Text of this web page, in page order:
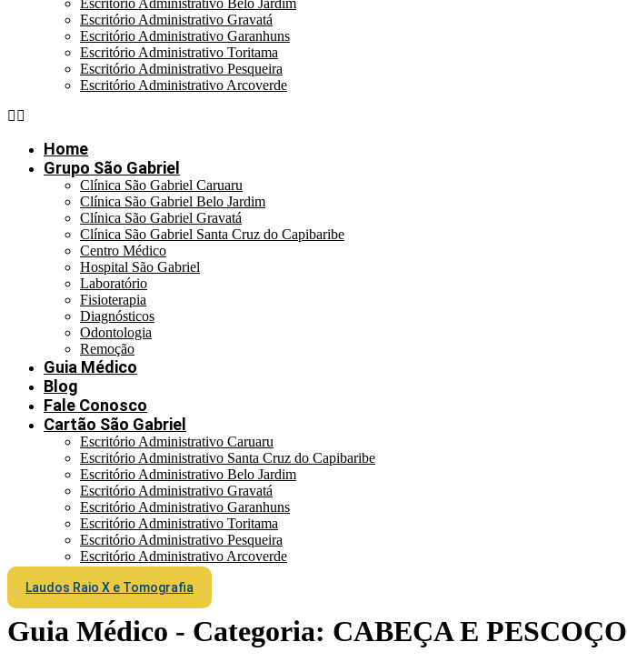
Escritório Administrativo Belo Jardim
Escritório Administrativo Gravatá
Escritório Administrativo Garanhuns
Escritório Administrativo Toritama
Escritório Administrativo Pesqueira
Escritório Administrativo Arcoverde
Home
Grupo São Gabriel
Clínica São Gabriel Caruaru
Clínica São Gabriel Belo Jardim
Clínica São Gabriel Gravatá
Clínica São Gabriel Santa Cruz do Capibaribe
Centro Médico
Hospital São Gabriel
Laboratório
Fisioterapia
Diagnósticos
Odontologia
Remoção
Guia Médico
Blog
Fale Conosco
Cartão São Gabriel
Escritório Administrativo Caruaru
Escritório Administrativo Santa Cruz do Capibaribe
Escritório Administrativo Belo Jardim
Escritório Administrativo Gravatá
Escritório Administrativo Garanhuns
Escritório Administrativo Toritama
Escritório Administrativo Pesqueira
Escritório Administrativo Arcoverde
Laudos Raio X e Tomografia
Guia Médico - Categoria: CABEÇA E PESCOÇO